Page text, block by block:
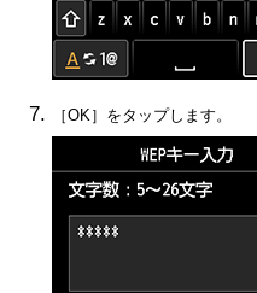
［OK］をタップします。